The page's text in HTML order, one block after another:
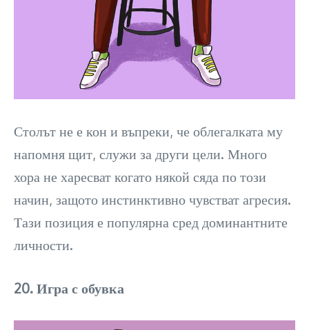
Столът не е кон и въпреки, че облегалката му
напомня щит, служи за други цели. Много
хора не харесват когато някой сяда по този
начин, защото инстинктивно чувстват агресия.
Тази позиция е популярна сред доминантните
личности.
20. Игра с обувка